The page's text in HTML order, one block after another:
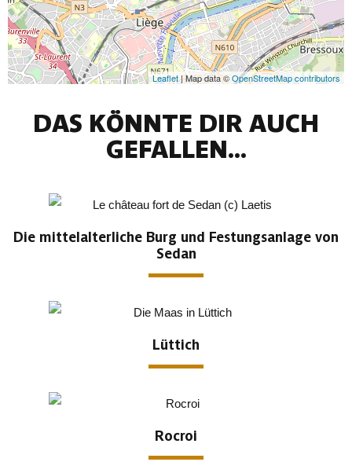
Leaflet| Map data ©OpenStreetMap contributors
DAS KÖNNTE DIR AUCH
GEFALLEN...
Die mittelalterliche Burg und Festungsanlage von
Sedan
Lüttich
Rocroi